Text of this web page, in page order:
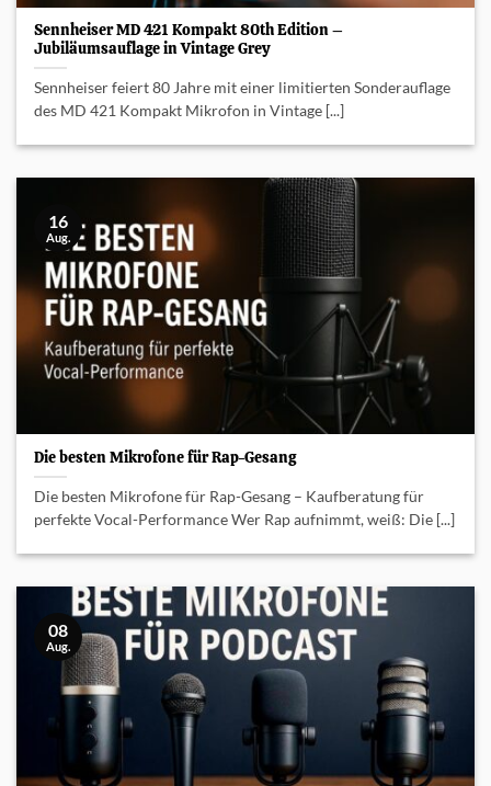
Sennheiser MD 421 Kompakt 80th Edition –
Jubiläumsauflage in Vintage Grey
Sennheiser feiert 80 Jahre mit einer limitierten Sonderauflage
des MD 421 Kompakt Mikrofon in Vintage [...]
Die besten Mikrofone für Rap-Gesang
Die besten Mikrofone für Rap-Gesang – Kaufberatung für
perfekte Vocal-Performance Wer Rap aufnimmt, weiß: Die [...]
16
Aug.
08
Aug.